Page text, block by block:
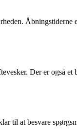
Åbningstiderne
Der er også et
til at besvare